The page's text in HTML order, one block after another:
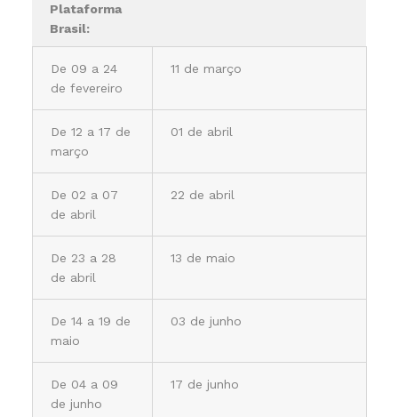
Plataforma
Brasil:
De 09 a 24
de fevereiro
11 de março
De 12 a 17 de
março
01 de abril
De 02 a 07
de abril
22 de abril
De 23 a 28
de abril
13 de maio
De 14 a 19 de
maio
03 de junho
De 04 a 09
de junho
17 de junho